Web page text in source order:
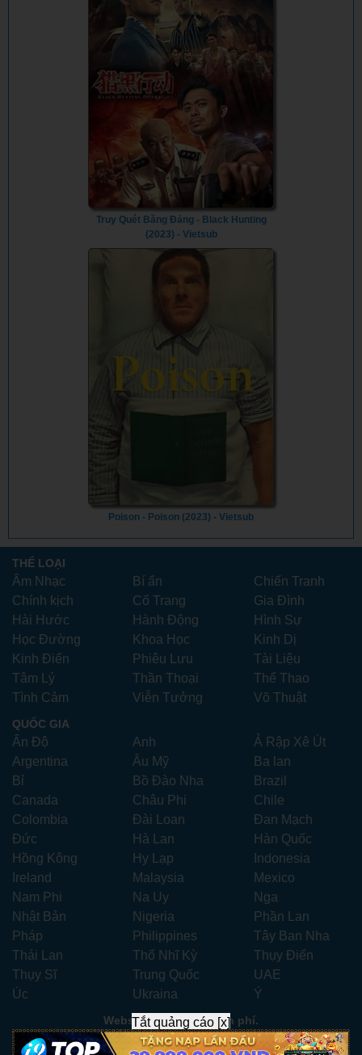
Truy Quét Băng Đảng - Black Hunting
(2023) - Vietsub
Poison - Poison (2023) - Vietsub
THỂ LOẠI
Âm Nhạc Bí ẩn
Chiến Tranh
Chính kịch
Cổ Trang
Gia Đình
Hài Hước
Hành Động
Hình Sự
Học Đường
Khoa Học
Kinh Dị
Kinh Điển
Phiêu Lưu
Tài Liệu
Tâm Lý
Thần Thoại
Thể Thao
Tình Cảm
Viễn Tưởng Võ Thuật
QUỐC GIA
Ấn Độ Anh
Ả Rập Xê Út
Argentina
Âu Mỹ
Ba lan
Bỉ
Bồ Đào Nha
Brazil
Canada
Châu Phi
Chile
Colombia
Đài Loan
Đan Mạch
Đức
Hà Lan
Hàn Quốc
Hồng Kông
Hy Lạp
Indonesia
Ireland
Malaysia
Mexico
Nam Phi
Na Uy
Nga
Nhật Bản
Nigeria
Phần Lan
Pháp
Philippines
Tây Ban Nha
Thái Lan
Thổ Nhĩ Kỳ
Thụy Điển
Thụy Sĩ
Trung Quốc
UAE
Úc
Ukraina Ý
Website xem phim miễn phí.
Liên hệ:xemphimhay247.com@gmail.com
- Telegram:
Tắt quảng cáo [x]